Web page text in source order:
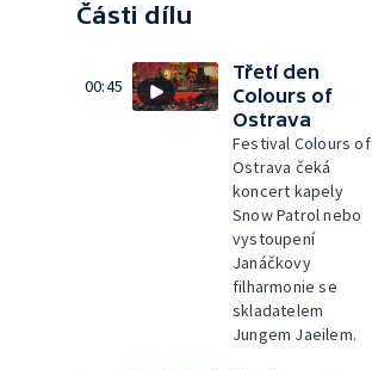
Části dílu
00:45
Třetí den
Colours of
Ostrava
Festival Colours of
Ostrava čeká
koncert kapely
Snow Patrol nebo
vystoupení
Janáčkovy
filharmonie se
skladatelem
Jungem Jaeilem.